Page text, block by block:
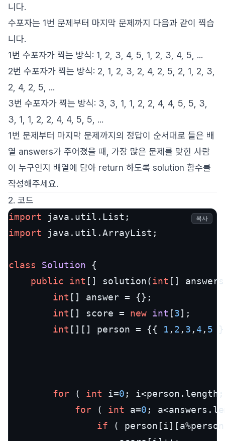
니다.
수포자는 1번 문제부터 마지막 문제까지 다음과 같이 찍습
니다.
1번 수포자가 찍는 방식: 1, 2, 3, 4, 5, 1, 2, 3, 4, 5, ...
2번 수포자가 찍는 방식: 2, 1, 2, 3, 2, 4, 2, 5, 2, 1, 2, 3,
2, 4, 2, 5, ...
3번 수포자가 찍는 방식: 3, 3, 1, 1, 2, 2, 4, 4, 5, 5, 3,
3, 1, 1, 2, 2, 4, 4, 5, 5, ...
1번 문제부터 마지막 문제까지의 정답이 순서대로 들은 배
열 answers가 주어졌을 때, 가장 많은 문제를 맞힌 사람
이 누구인지 배열에 담아 return 하도록 solution 함수를
작성해주세요.
2. 코드
import
import java.util.ArrayList;
class Solution {
public
int [] solution(int []
int [] answer = {};
int [] score = new int [3];
int [][] person = {{ 1 , 2 , 3 ,4 , 5
for ( int i=0 ;
for ( int a=0 ;
if (
복사